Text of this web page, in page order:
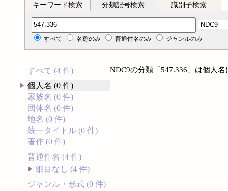
キーワード検索 分類記号検索 識別子検索
分類記号検索
すべて 名称のみ 普通件名のみ ジャンルのみ
すべて (4 件)
個人名 (0 件)
家族名 (0 件)
団体名 (0 件)
地名 (0 件)
統一タイトル (0 件)
著作 (0 件)
普通件名 (4 件)
細目なし (4 件)
ジャンル・形式 (0 件)
NDC9の分類「547.336」は個人